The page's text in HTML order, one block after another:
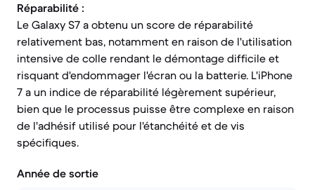
Réparabilité :
Le Galaxy S7 a obtenu un score de réparabilité
relativement bas, notamment en raison de l'utilisation
intensive de colle rendant le démontage difficile et
risquant d'endommager l'écran ou la batterie. L'iPhone
7 a un indice de réparabilité légèrement supérieur,
bien que le processus puisse être complexe en raison
de l'adhésif utilisé pour l'étanchéité et de vis
spécifiques.
Année de sortie